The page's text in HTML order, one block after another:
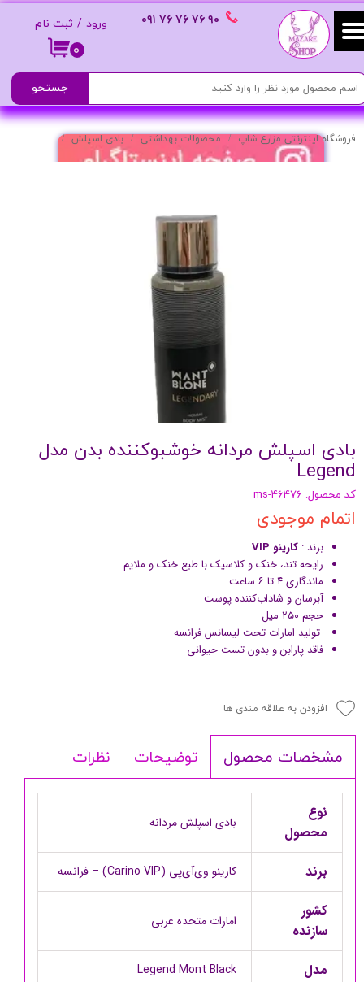
۰
ورود / ثبت نام
حساب کاربری من
تغییر گذر واژه
سفارشات
خروج از حساب کاربری
٩٠ ٧۶ ٧۶ ٧۶ ٠٩١
جستجو
فروشگاه اینترنتی مزارع شاپ محصولات بهداشتی بادی اسپلش
بادی اسپلش مردانه خوشبوکننده بدن مدل
Legend
کد محصول: ms-46476
اتمام موجودی
برند : کارینو VIP
رایحه تند، خنک و کلاسیک با طبع خنک و ملایم
ماندگاری ۴ تا ۶ ساعت
آبرسان و شاداب‌کننده پوست
حجم ۲۵۰ میل
تولید امارات تحت لیسانس فرانسه
فاقد پارابن و بدون تست حیوانی
افزودن به علاقه مندی ها
مشخصات محصول توضیحات نظرات
نوع
محصول
بادی اسپلش مردانه
برند کارینو وی‌آی‌پی (Carino VIP) – فرانسه
کشور
سازنده
امارات متحده عربی
مدل Legend Mont Black